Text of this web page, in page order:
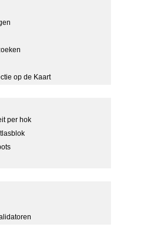
op de Kaart
per hok